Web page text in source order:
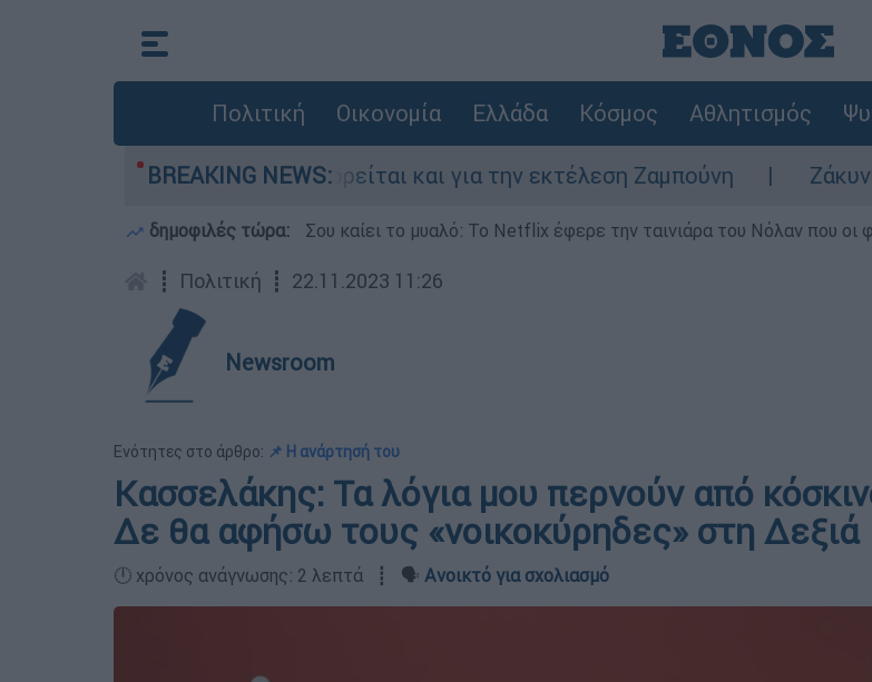
Πολιτική Οικονομία Ελλάδα Κόσμος Αθλητισμός
BREAKING NEWS:
Ελλάδα - Κατηγορείται και για την εκτέλεση Ζαμπούνη Ζάκυνθος: Τι
δημοφιλές τώρα: Σου καίει το μυαλό: Το Netflix έφερε την ταινιάρα του Νόλαν που οι
┋ Πολιτική ┋ 22.11.2023 11:26
Newsroom
Ενότητες στο άρθρο: 📌 Η ανάρτησή του
Κασσελάκης: Τα λόγια μου περνούν από
Δε θα αφήσω τους «νοικοκύρηδες» στη Δεξιά
🕛 χρόνος ανάγνωσης: 2 λεπτά ┋ 🗣️ Ανοικτό για σχολιασμό